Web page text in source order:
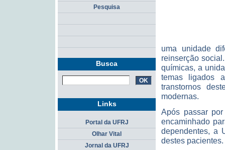
uma unidade
reinserção
químicas, a
temas ligados
transtornos
modernas.
Após passar
encaminhado
dependentes, a
destes pacientes.
Pesquisa
Busca
Links
Portal da UFRJ
Olhar Vital
Jornal da UFRJ